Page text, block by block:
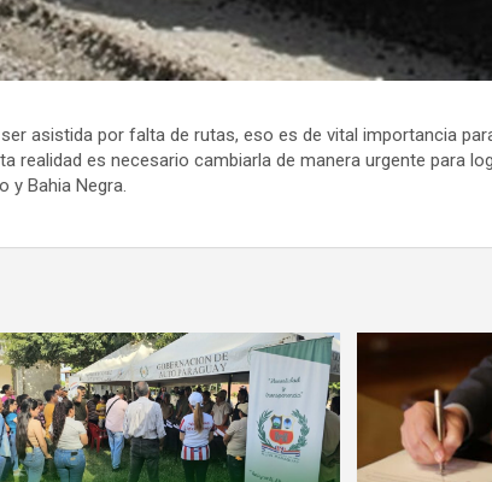
asistida por falta de rutas, eso es de vital importancia
es necesario cambiarla de manera urgente para
y Bahia Negra.